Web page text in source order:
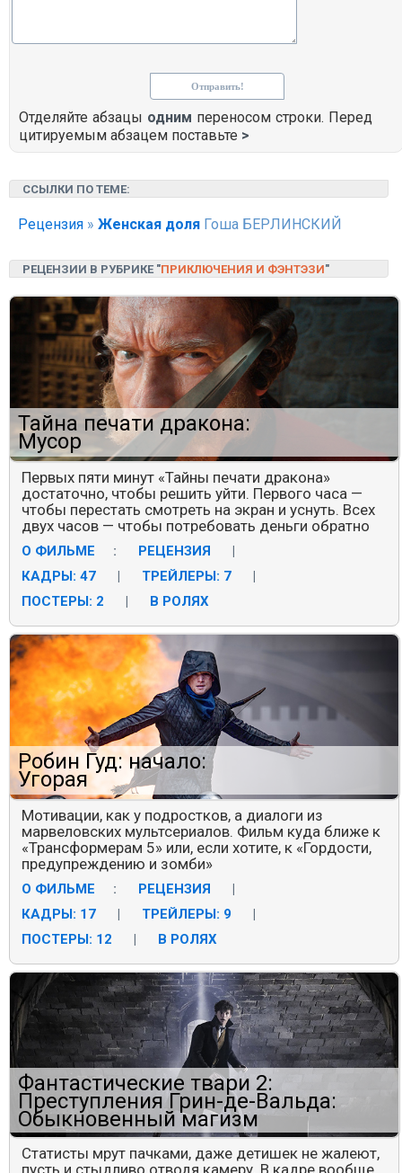
Отделяйте абзацы одним переносом строки. Перед
цитируемым абзацем поставьте >
ССЫЛКИ ПО ТЕМЕ:
Рецензия » Женская доля Гоша БЕРЛИНСКИЙ
РЕЦЕНЗИИ В РУБРИКЕ "ПРИКЛЮЧЕНИЯ И ФЭНТЭЗИ"
Тайна печати дракона:
Мусор
Первых пяти минут «Тайны печати дракона»
достаточно, чтобы решить уйти. Первого часа —
чтобы перестать смотреть на экран и уснуть. Всех
двух часов — чтобы потребовать деньги обратно
О ФИЛЬМЕ : РЕЦЕНЗИЯ
|
КАДРЫ: 47
| ТРЕЙЛЕРЫ: 7
|
ПОСТЕРЫ: 2
| В РОЛЯХ
Робин Гуд: начало:
Угорая
Мотивации, как у подростков, а диалоги из
марвеловских мультсериалов. Фильм куда ближе к
«Трансформерам 5» или, если хотите, к «Гордости,
предупреждению и зомби»
О ФИЛЬМЕ : РЕЦЕНЗИЯ
|
КАДРЫ: 17
| ТРЕЙЛЕРЫ: 9
|
ПОСТЕРЫ: 12
| В РОЛЯХ
Фантастические твари 2:
Преступления Грин-де-Вальда:
Обыкновенный магизм
Статисты мрут пачками, даже детишек не жалеют,